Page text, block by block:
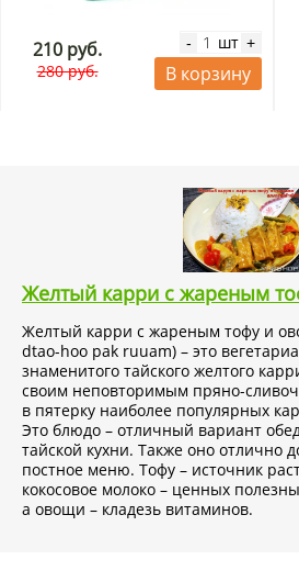
210 руб.
280 руб.
- шт +
В корзину
Желтый карри с жареным
Желтый карри с жареным тофу и
dtao-hoo pak ruuam) – это
знаменитого тайского желтого
своим неповторимым пряно-
в пятерку наиболее популярных
Это блюдо – отличный вариант
тайской кухни. Также оно отлично
постное меню. Тофу – источник
кокосовое молоко – ценных
а овощи – кладезь витаминов.